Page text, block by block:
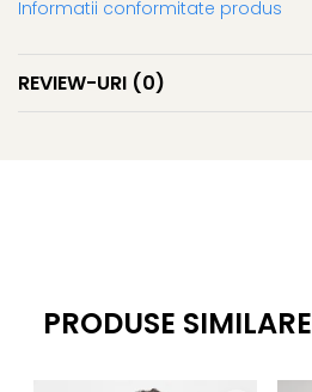
Informatii conformitate produs
REVIEW-URI (0)
PRODUSE SIMILARE